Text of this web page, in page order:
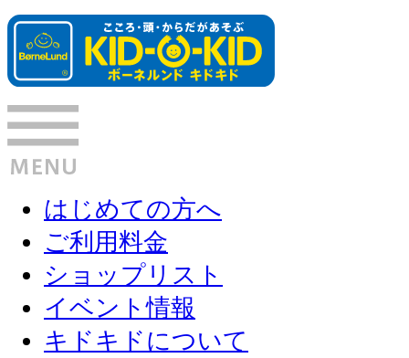
はじめての方へ
ご利用料金
ショップリスト
イベント情報
キドキドについて